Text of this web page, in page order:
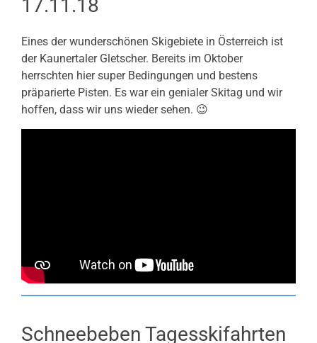
17.11.18
Eines der wunderschönen Skigebiete in Österreich ist
der Kaunertaler Gletscher. Bereits im Oktober
herrschten hier super Bedingungen und bestens
präparierte Pisten. Es war ein genialer Skitag und wir
hoffen, dass wir uns wieder sehen. 😉
Schneebeben Tagesskifahrten